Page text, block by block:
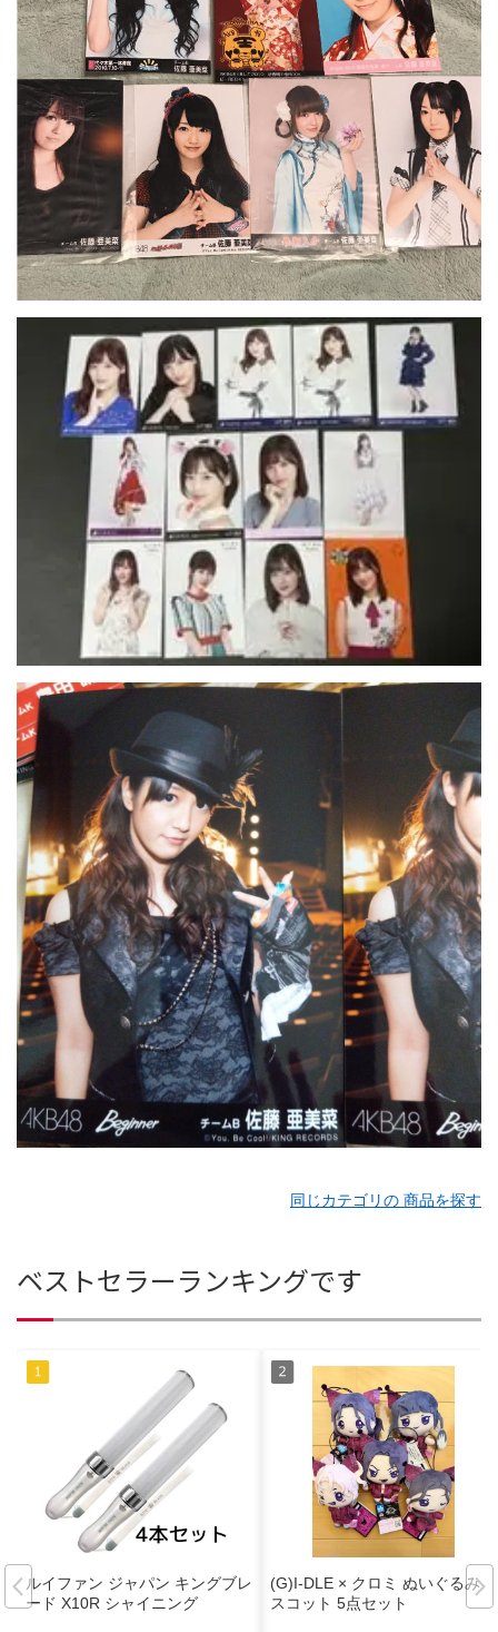
同じカテゴリの 商品を探す
ベストセラーランキングです
ルイファン ジャパン キングブレ
ード X10R シャイニング
(G)I-DLE × クロミ ぬいぐるみマ
スコット 5点セット